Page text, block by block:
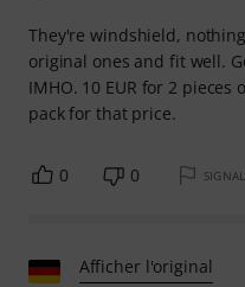
They're windshield,
original ones and fit well.
IMHO. 10 EUR for 2 pieces
pack for that price.
0 0
Afficher l'original